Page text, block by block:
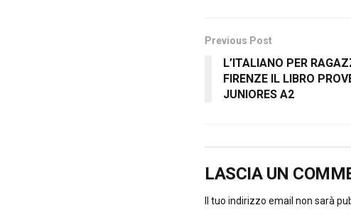
Previous Post
L’ITALIANO PER
FIRENZE IL LIBRO
JUNIORES A2
LASCIA UN
Il tuo indirizzo email non sarà